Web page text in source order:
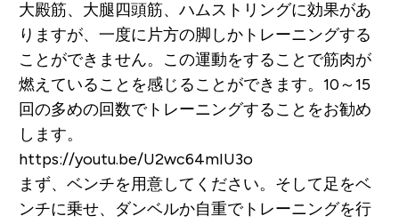
大殿筋、大腿四頭筋、ハムストリングに効果があ
りますが、一度に片方の脚しかトレーニングする
ことができません。この運動をすることで筋肉が
燃えていることを感じることができます。10～15
回の多めの回数でトレーニングすることをお勧め
します。
https://youtu.be/U2wc64mIU3o
まず、ベンチを用意してください。そして足をベ
ンチに乗せ、ダンベルか自重でトレーニングを行